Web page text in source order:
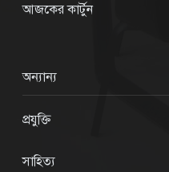
আজকের কার্টুন
অন্যান্য
প্রযুক্তি
সাহিত্য